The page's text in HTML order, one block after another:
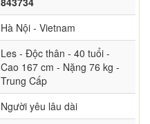
Hà Nội - Vietnam
Les - Độc thân - 40 tuổi -
Cao 167 cm - Nặng 76 kg -
Trung Cấp
Người yêu lâu dài